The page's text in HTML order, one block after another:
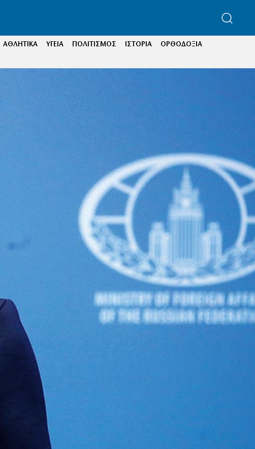
ΑΘΛΗΤΙΚΑ ΥΓΕΙΑ ΠΟΛΙΤΙΣΜΟΣ ΙΣΤΟΡΙΑ
ΟΡΘΟΔΟΞΙΑ